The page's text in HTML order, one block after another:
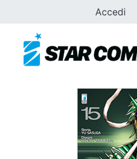
Accedi